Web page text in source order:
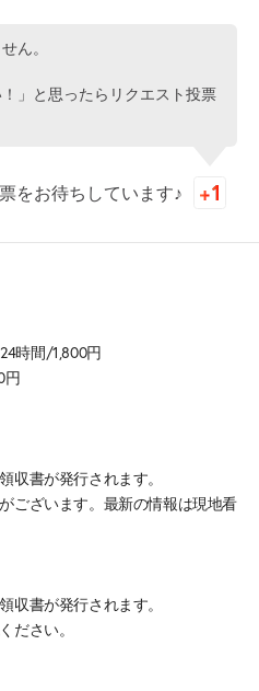
ん。
」と思ったらリクエスト投票
をお待ちしています♪
時間/1,800円
円
収書が発行されます。
ございます。最新の情報は現地看
収書が発行されます。
ださい。